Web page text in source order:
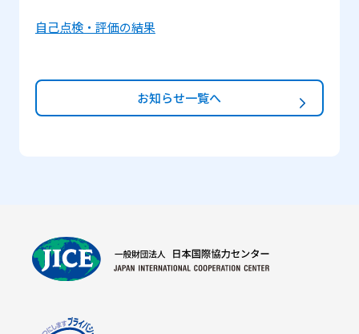
自己点検・評価の結果
お知らせ一覧へ